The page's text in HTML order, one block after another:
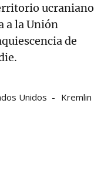
ucraniano
a la Unión
de
Unidos Kremlin